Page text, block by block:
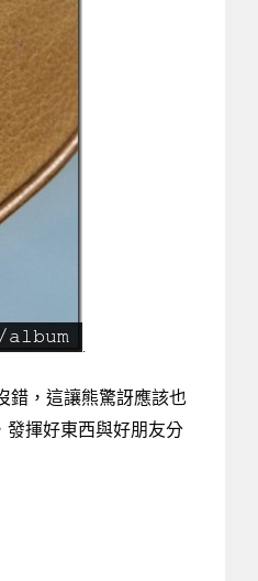
.
錯，這讓熊驚訝應該也
發揮好東西與好朋友分